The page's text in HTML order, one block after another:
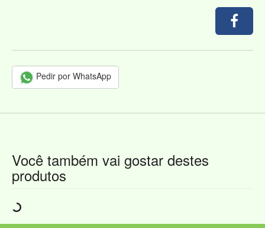
Pedir por WhatsApp
Você também vai gostar destes
produtos